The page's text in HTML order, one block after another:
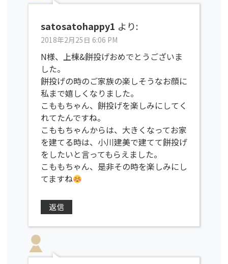
satosatohappy1 より:
2018年2月25日 6:06 PM
N様、上棟&餅投げおめでとうございま
した。
餅投げの時のご家族の楽しそうなお顔に
私まで嬉しくなりました。
こももちゃん、餅投げを楽しみにしてく
れてたんですね。
こももちゃんからは、大きくなってお家
を建てる時は、小川建美で建てて餅投げ
をしたいと言ってもらえました。
こももちゃん、是非その時を楽しみにし
てますね
返信